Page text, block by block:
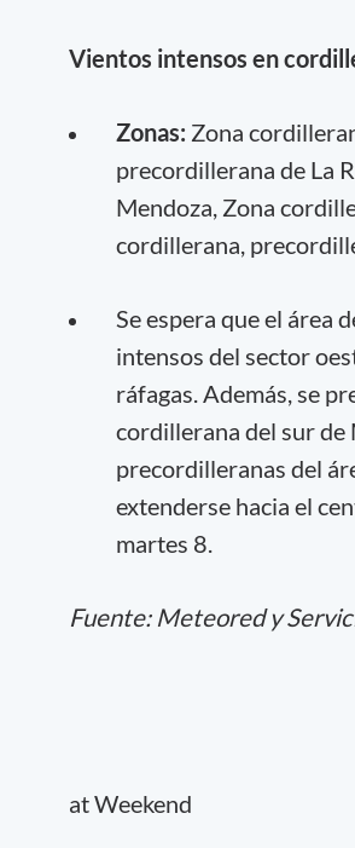
Vientos intensos en
Zonas: Zona
precordillerana de La
Mendoza, Zona
cordillerana,
Se espera que el área
intensos del sector
ráfagas. Además, se
cordillerana del sur de
precordilleranas del
extenderse hacia el
martes 8.
Fuente: Meteored y
at Weekend